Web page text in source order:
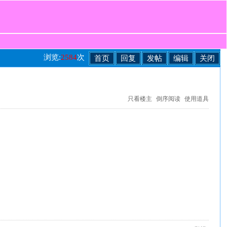
关闭
编辑
发帖
回复
首页
浏览:2584次
只看楼主 倒序阅读 使用道具